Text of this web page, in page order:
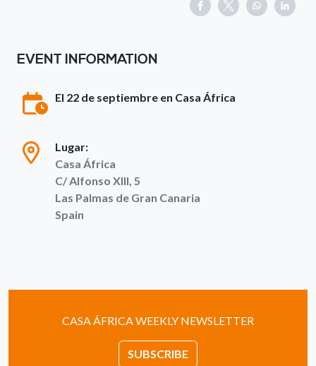
EVENT INFORMATION
El 22 de septiembre en Casa África
Lugar:
Casa África
C/ Alfonso XIII, 5
Las Palmas de Gran Canaria
Spain
CASA ÁFRICA WEEKLY NEWSLETTER
SUBSCRIBE